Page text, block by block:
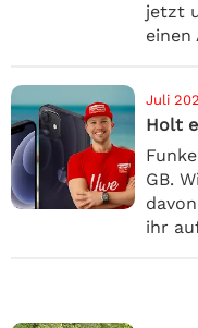
jetzt
einen
Juli
Holt
GB.
ihr